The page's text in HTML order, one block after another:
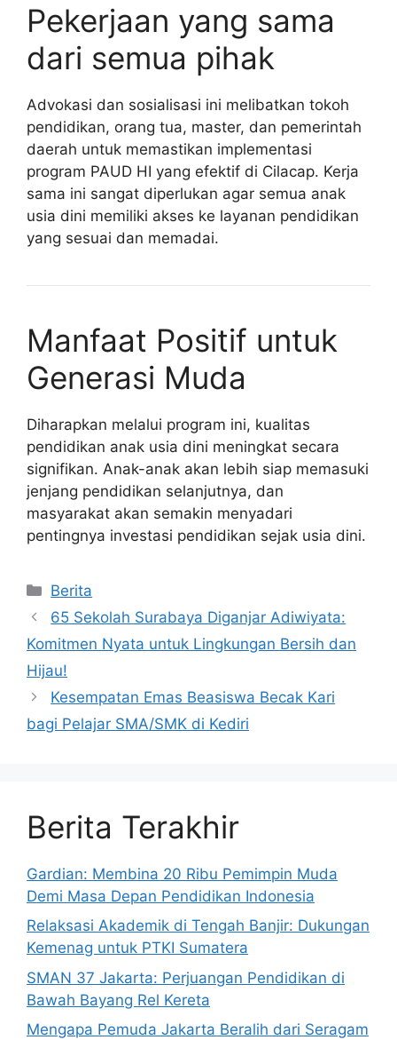
Pekerjaan yang sama
dari semua pihak
Advokasi dan sosialisasi ini melibatkan tokoh
pendidikan, orang tua, master, dan pemerintah
daerah untuk memastikan implementasi
program PAUD HI yang efektif di Cilacap. Kerja
sama ini sangat diperlukan agar semua anak
usia dini memiliki akses ke layanan pendidikan
yang sesuai dan memadai.
Manfaat Positif untuk
Generasi Muda
Diharapkan melalui program ini, kualitas
pendidikan anak usia dini meningkat secara
signifikan. Anak-anak akan lebih siap memasuki
jenjang pendidikan selanjutnya, dan
masyarakat akan semakin menyadari
pentingnya investasi pendidikan sejak usia dini.
Kategori
Berita
65 Sekolah Surabaya Diganjar Adiwiyata:
Komitmen Nyata untuk Lingkungan Bersih dan
Hijau!
Kesempatan Emas Beasiswa Becak Kari
bagi Pelajar SMA/SMK di Kediri
Berita Terakhir
Gardian: Membina 20 Ribu Pemimpin Muda
Demi Masa Depan Pendidikan Indonesia
Relaksasi Akademik di Tengah Banjir: Dukungan
Kemenag untuk PTKI Sumatera
SMAN 37 Jakarta: Perjuangan Pendidikan di
Bawah Bayang Rel Kereta
Mengapa Pemuda Jakarta Beralih dari Seragam